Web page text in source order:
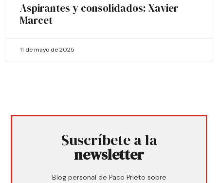
Aspirantes y consolidados: Xavier
Marcet
11 de mayo de 2025
Suscríbete a la
newsletter
Blog personal de Paco Prieto sobre